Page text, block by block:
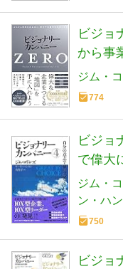
ビジョ
から事
企業に
ジム・
774
ビジョ
で偉大
ジム・
ン・ハ
750
ビジョ